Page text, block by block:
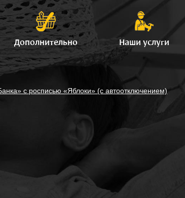
Дополнительно Наши услуги
с росписью «Яблоки» (с автоотключением)